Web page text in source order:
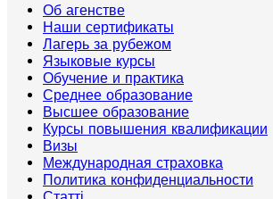
Об агенстве
Наши сертификаты
Лагерь за рубежом
Языковые курсы
Обучение и практика
Среднее образование
Высшее образование
Курсы повышения квалификации
Визы
Международная страховка
Политика конфиденциальности